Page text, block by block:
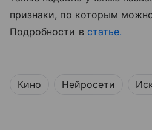
признаки, по которым
Подробности в статье.
Кино Нейросети